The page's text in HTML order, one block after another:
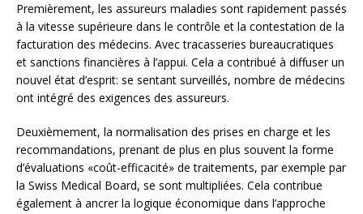
Premièrement, les assureurs maladies sont rapidement passés
à la vitesse supérieure dans le contrôle et la contestation de la
facturation des médecins. Avec tracasseries bureaucratiques
et sanctions financières à l’appui. Cela a contribué à diffuser un
nouvel état d’esprit: se sentant surveillés, nombre de médecins
ont intégré des exigences des assureurs.
Deuxièmement, la normalisation des prises en charge et les
recommandations, prenant de plus en plus souvent la forme
d’évaluations «coût-efficacité» de traitements, par exemple par
la Swiss Medical Board, se sont multipliées. Cela contribue
également à ancrer la logique économique dans l’approche